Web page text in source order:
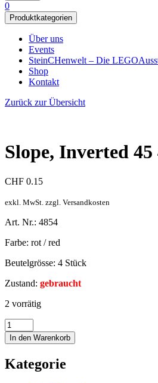
0
Produktkategorien
Über uns
Events
SteinCHenwelt – Die
Shop
Kontakt
Zurück zur Übersicht
Slope, Inverted
CHF 0.15
exkl. MwSt. zzgl. Versandkosten
Art. Nr.: 4854
Farbe: rot / red
Beutelgrösse: 4 Stück
Zustand: gebraucht
2 vorrätig
In den Warenkorb
Kategorie